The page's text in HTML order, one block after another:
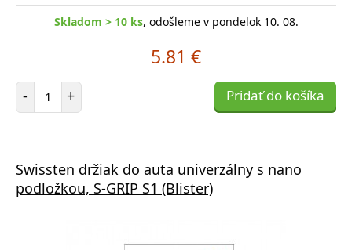
Skladom > 10 ks, odošleme v pondelok 10. 08.
5.81 €
- Počet položiek
+ Pridať do košíka
Swissten držiak do auta univerzálny s nano
podložkou, S-GRIP S1 (Blister)